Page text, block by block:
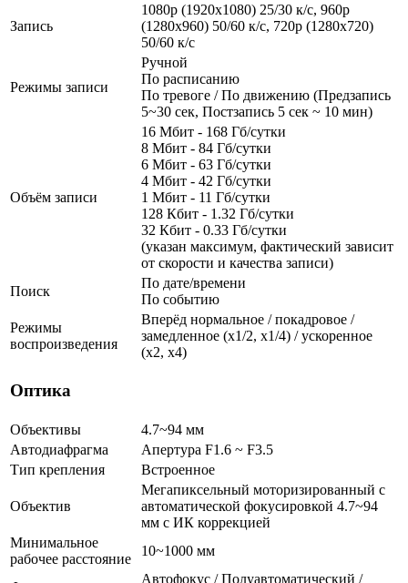
Запись
1080p (1920x1080) 25/30 к/с, 960p
(1280х960) 50/60 к/с, 720p (1280х720)
50/60 к/с
Режимы записи
Ручной
По расписанию
По тревоге / По движению (Предзапись
5~30 сек, Постзапись 5 сек ~ 10 мин)
Объём записи
16 Мбит - 168 Гб/сутки
8 Мбит - 84 Гб/сутки
6 Мбит - 63 Гб/сутки
4 Мбит - 42 Гб/сутки
1 Мбит - 11 Гб/сутки
128 Кбит - 1.32 Гб/сутки
32 Кбит - 0.33 Гб/сутки
(указан максимум, фактический зависит
от скорости и качества записи)
Поиск
По дате/времени
По событию
Режимы
воспроизведения
Вперёд нормальное / покадровое /
замедленное (х1/2, х1/4) / ускоренное
(х2, х4)
Оптика
Объективы
4.7~94 мм
Автодиафрагма
Апертура F1.6 ~ F3.5
Тип крепления
Встроенное
Объектив
Мегапиксельный моторизированный с
автоматической фокусировкой 4.7~94
мм с ИК коррекцией
Минимальное
рабочее расстояние
10~1000 мм
Автофокус / Полуавтоматический /